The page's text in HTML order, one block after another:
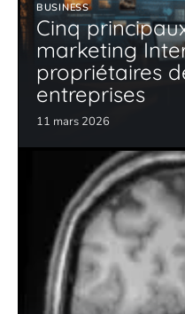
BUSINESS
Cinq
marketing
propriétaires
entreprises
11 mars 2026